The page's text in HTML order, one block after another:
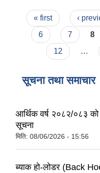
Pages
« first ‹
6
7 8
12
…
सूचना तथा समाचार
आर्थिक वर्ष २०८२/०८३ को
सूचना
मिति: 08/06/2026 - 15:56
ब्याक हो-लोडर (Back